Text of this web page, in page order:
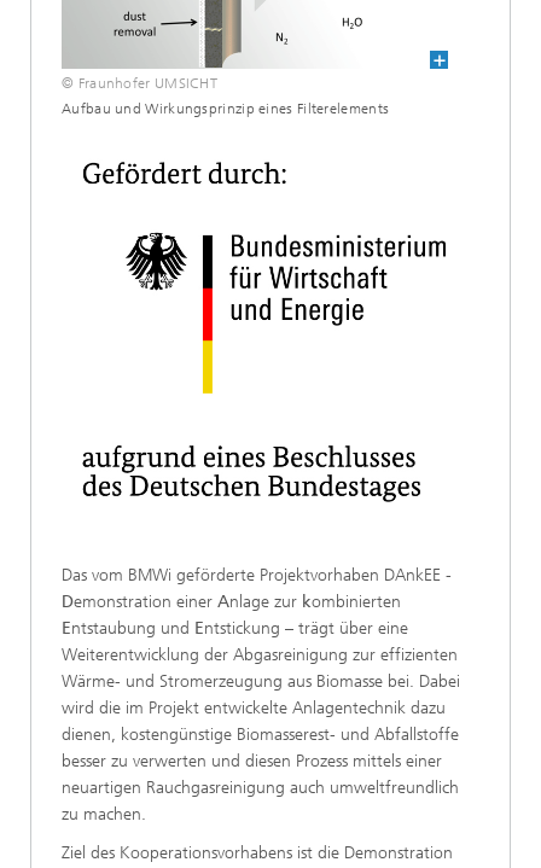
© Fraunhofer UMSICHT
Aufbau und Wirkungsprinzip eines Filterelements
Das vom BMWi geförderte Projektvorhaben DAnkEE -
Demonstration einer Anlage zur kombinierten
Entstaubung und Entstickung – trägt über eine
Weiterentwicklung der Abgasreinigung zur effizienten
Wärme- und Stromerzeugung aus Biomasse bei. Dabei
wird die im Projekt entwickelte Anlagentechnik dazu
dienen, kostengünstige Biomasserest- und Abfallstoffe
besser zu verwerten und diesen Prozess mittels einer
neuartigen Rauchgasreinigung auch umweltfreundlich
zu machen.
Ziel des Kooperationsvorhabens ist die Demonstration